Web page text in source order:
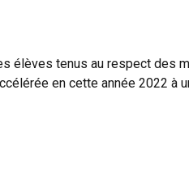
élèves tenus au respect des
en cette année 2022